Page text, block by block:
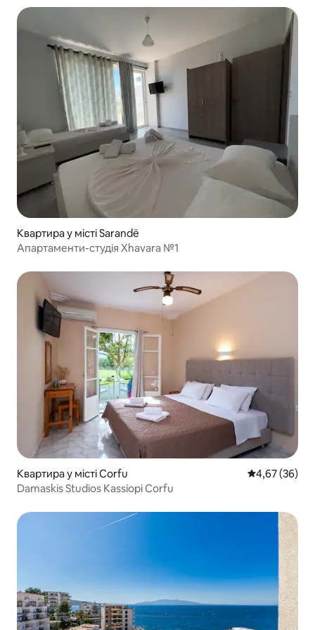
Квартира у місті Sarandë
Апартаменти-студія Xhavara №1
Квартира у місті Corfu Середня
4,67 (36)
Damaskis Studios Kassiopi Corfu